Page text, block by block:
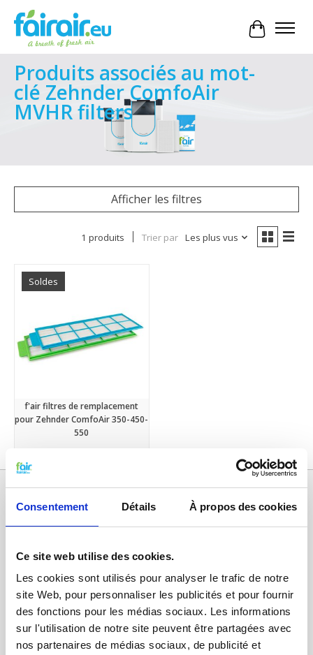
Consentement Détails À propos des cookies
Ce site web utilise des cookies.
Les cookies sont utilisés pour analyser le trafic de notre
site Web, pour personnaliser les publicités et pour fournir
des fonctions pour les médias sociaux. Les informations
sur l'utilisation de notre site peuvent être partagées avec
nos partenaires de médias sociaux, de publicité et
Panier
Produits associés au mot-
clé Zehnder ComfoAir
MVHR filters
Afficher les filtres
1 produits Trier par Les plus vus
Soldes
f'air filtres de remplacement
pour Zehnder ComfoAir 350-450-
550
Catégories
FILTRES VMC DOUBLE FLUX